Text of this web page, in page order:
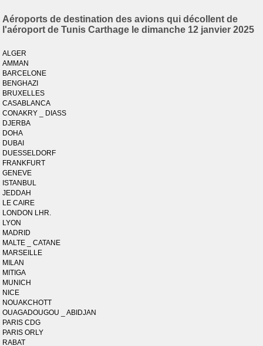
Aéroports de destination des avions qui décollent de
l'aéroport de Tunis Carthage le dimanche 12 janvier 2025
ALGER
AMMAN
BARCELONE
BENGHAZI
BRUXELLES
CASABLANCA
CONAKRY _ DIASS
DJERBA
DOHA
DUBAI
DUESSELDORF
FRANKFURT
GENEVE
ISTANBUL
JEDDAH
LE CAIRE
LONDON LHR.
LYON
MADRID
MALTE _ CATANE
MARSEILLE
MILAN
MITIGA
MUNICH
NICE
NOUAKCHOTT
OUAGADOUGOU _ ABIDJAN
PARIS CDG
PARIS ORLY
RABAT